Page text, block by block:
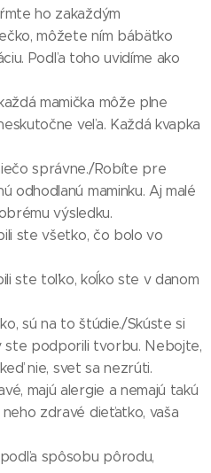
ho zakaždým
môžete ním bábätko
Podľa toho uvidíme ako
mamička môže plne
veľa. Každá kvapka
správne./Robíte pre
odhodlanú maminku. Aj malé
výsledku.
ste všetko, čo bolo vo
ste toľko, koĺko ste v danom
sú na to štúdie./Skúste si
ste podporili tvorbu. Nebojte,
nie, svet sa nezrúti.
majú alergie a nemajú takú
zdravé dieťatko, vaša
spôsobu pôrodu,